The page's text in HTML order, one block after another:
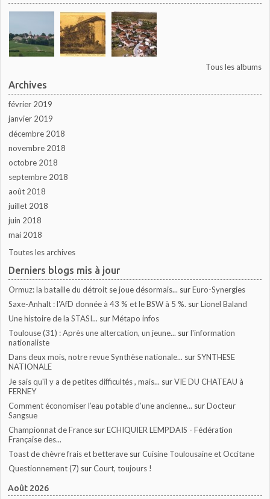
Tous les albums
Archives
février 2019
janvier 2019
décembre 2018
novembre 2018
octobre 2018
septembre 2018
août 2018
juillet 2018
juin 2018
mai 2018
Toutes les archives
Derniers blogs mis à jour
Ormuz: la bataille du détroit se joue désormais... surEuro-Synergies
Saxe-Anhalt : l'AfD donnée à 43 % et le BSW à 5 %. surLionel Baland
Une histoire de la STASI... surMétapo infos
Toulouse (31) : Après une altercation, un jeune... surl'information
nationaliste
Dans deux mois, notre revue Synthèse nationale... surSYNTHESE
NATIONALE
Je sais qu'il y a de petites difficultés , mais... surVIE DU CHATEAU à
FERNEY
Comment économiser l’eau potable d’une ancienne... surDocteur
Sangsue
Championnat de France surECHIQUIER LEMPDAIS - Fédération
Française des...
Toast de chèvre frais et betterave surCuisine Toulousaine et Occitane
Questionnement (7) surCourt, toujours !
Août 2026